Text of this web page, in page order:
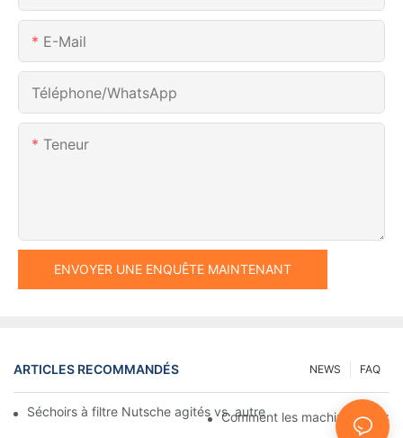
E-Mail
Téléphone/WhatsApp
Teneur
ENVOYER UNE ENQUÊTE MAINTENANT
ARTICLES RECOMMANDÉS FAQ
NEWS
Séchoirs à filtre Nutsche agités vs. autres méthodes de
Comment les machines de